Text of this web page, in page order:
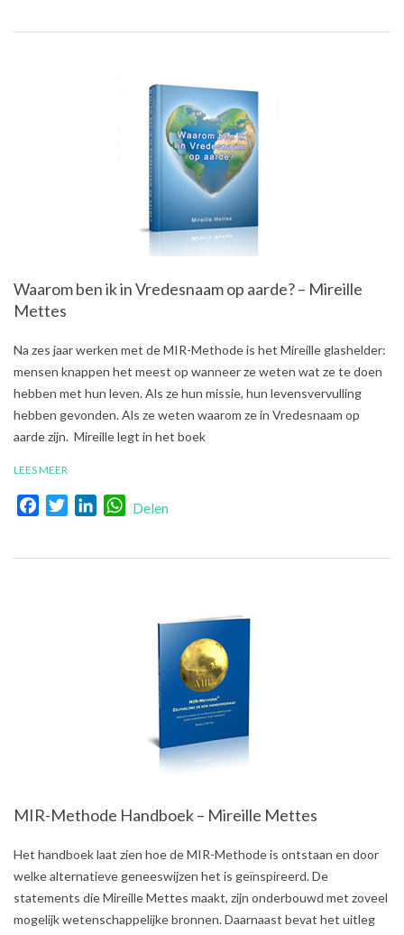
Waarom ben ik in Vredesnaam op aarde? – Mireille
Mettes
2018-
04
Na zes jaar werken met de MIR-Methode is het Mireille glashelder:
mensen knappen het meest op wanneer ze weten wat ze te doen
hebben met hun leven. Als ze hun missie, hun levensvervulling
hebben gevonden. Als ze weten waarom ze in Vredesnaam op
aarde zijn. Mireille legt in het boek
LEES MEER
FacebookTwitterLinkedInWhatsApp
Delen
MIR-Methode Handboek – Mireille Mettes
2018-
09-
04
Het handboek laat zien hoe de MIR-Methode is ontstaan en door
welke alternatieve geneeswijzen het is geïnspireerd. De
statements die Mireille Mettes maakt, zijn onderbouwd met zoveel
mogelijk wetenschappelijke bronnen. Daarnaast bevat het uitleg